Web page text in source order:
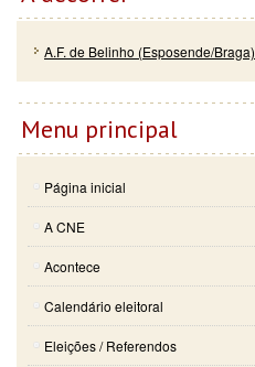
A.F. de Belinho (Esposende/Braga)
Menu principal
Página inicial
A CNE
Acontece
Calendário eleitoral
Eleições / Referendos